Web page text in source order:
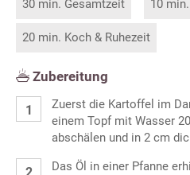
30 min. Gesamtzeit 10
20 min. Koch & Ruhezeit
Zubereitung
Zuerst die Kartoffel im
einem Topf mit Wasser
abschälen und in 2 cm
Das Öl in einer Pfanne